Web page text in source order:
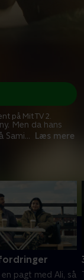
Men da hans
Sami... Læs mere
på Mit TV 2.
pagt med Ali, så